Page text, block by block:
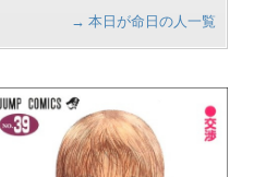
→ 本日が命日の人一覧